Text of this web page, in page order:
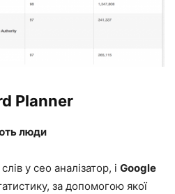
Planner
люди
у сео аналізатор, і Google
за допомогою якої